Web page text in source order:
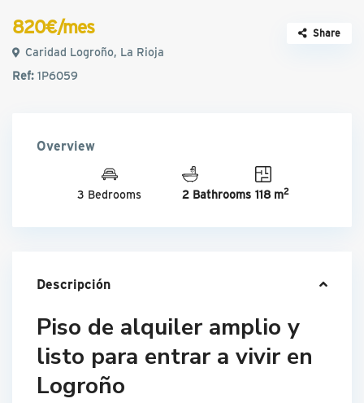
820€/mes
Caridad Logroño, La Rioja
Ref:1P6059
Share
Overview
3 Bedrooms 2 Bathrooms 118 m2
Descripción
Piso de alquiler amplio y
listo para entrar a vivir en
Logroño